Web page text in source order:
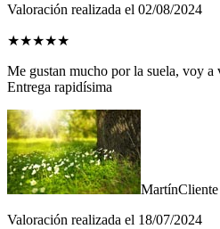
Valoración realizada el 02/08/2024
★★★★★
Me gustan mucho por la suela, voy a
Entrega rapidísima
Martín
Valoración realizada el 18/07/2024